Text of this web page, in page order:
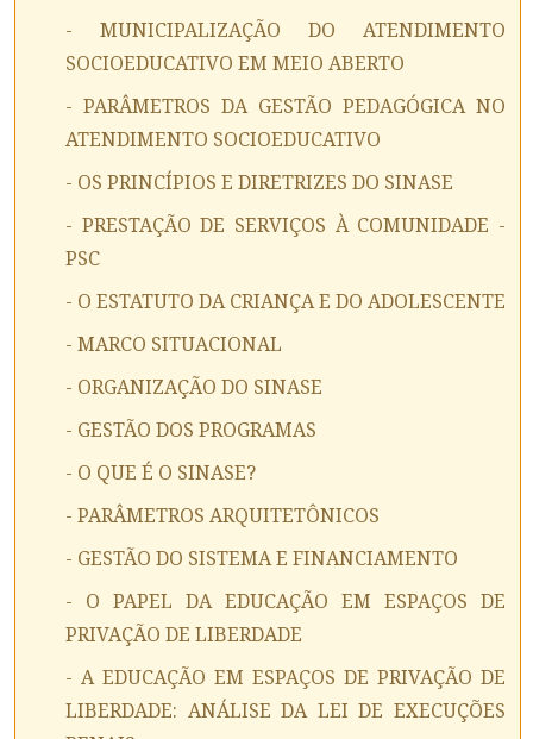
- MUNICIPALIZAÇÃO DO ATENDIMENTO
SOCIOEDUCATIVO EM MEIO ABERTO
- PARÂMETROS DA GESTÃO PEDAGÓGICA NO
ATENDIMENTO SOCIOEDUCATIVO
- OS PRINCÍPIOS E DIRETRIZES DO SINASE
- PRESTAÇÃO DE SERVIÇOS À COMUNIDADE -
PSC
- O ESTATUTO DA CRIANÇA E DO ADOLESCENTE
- MARCO SITUACIONAL
- ORGANIZAÇÃO DO SINASE
- GESTÃO DOS PROGRAMAS
- O QUE É O SINASE?
- PARÂMETROS ARQUITETÔNICOS
- GESTÃO DO SISTEMA E FINANCIAMENTO
- O PAPEL DA EDUCAÇÃO EM ESPAÇOS DE
PRIVAÇÃO DE LIBERDADE
- A EDUCAÇÃO EM ESPAÇOS DE PRIVAÇÃO DE
LIBERDADE: ANÁLISE DA LEI DE EXECUÇÕES